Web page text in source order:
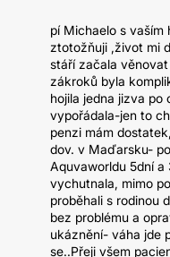
pí Michaelo s vaším
ztotožňuji ,život mi
stáří začala
zákroků byla
hojila jedna jizva po
vypořádala-jen to
penzi mám
dov. v Maďarsku-
Aquvaworldu 5dní a
vychutnala, mimo
proběhali s rodinou
bez problému a
ukáznění- váha jde
se..Přeji všem